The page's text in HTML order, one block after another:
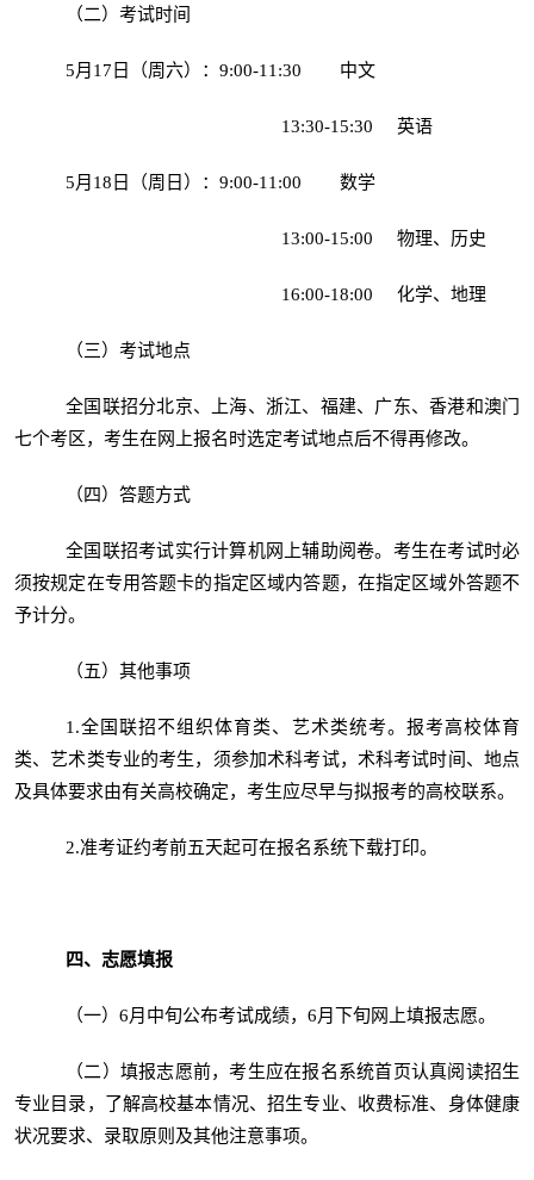
（二）考试时间
5月17日（周六）：9:00-11:30 中文
13:30-15:30 英语
5月18日（周日）：9:00-11:00 数学
13:00-15:00 物理、历史
16:00-18:00 化学、地理
（三）考试地点
全国联招分北京、上海、浙江、福建、广东、香港和澳门
七个考区，考生在网上报名时选定考试地点后不得再修改。
（四）答题方式
全国联招考试实行计算机网上辅助阅卷。考生在考试时必
须按规定在专用答题卡的指定区域内答题，在指定区域外答题不
予计分。
（五）其他事项
1.全国联招不组织体育类、艺术类统考。报考高校体育
类、艺术类专业的考生，须参加术科考试，术科考试时间、地点
及具体要求由有关高校确定，考生应尽早与拟报考的高校联系。
2.准考证约考前五天起可在报名系统下载打印。
四、志愿填报
（一）6月中旬公布考试成绩，6月下旬网上填报志愿。
（二）填报志愿前，考生应在报名系统首页认真阅读招生
专业目录，了解高校基本情况、招生专业、收费标准、身体健康
状况要求、录取原则及其他注意事项。